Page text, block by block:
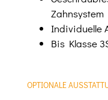
Zahnsystem
Individuelle
Bis Klasse
OPTIONALE